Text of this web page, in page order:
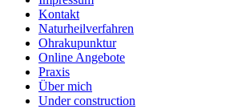
Kontakt
Naturheilverfahren
Ohrakupunktur
Online Angebote
Praxis
Über mich
Under construction